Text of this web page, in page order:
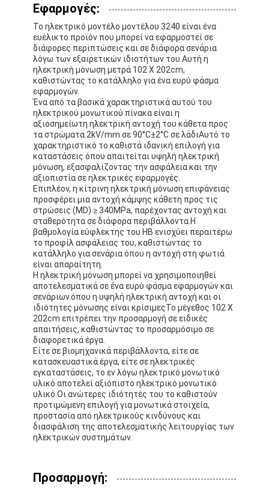
Scrim φύλλων αλουμινίου ταινία
Ταινία αγωγών υφασμάτων
Το διπλάσιο πλαισίωσε την κολλητική ταινία
Κολλητική ταινία της PET
Ρίψη επένδυσης ακρίβειας
Ηλεκτρική πίνακα μόνωσης
Εφαρμογές:
Το ηλεκτρικό μοντέλο μοντέλου 3240 είναι ένα
ευέλικτο προϊόν που μπορεί να εφαρμοστεί σε
διάφορες περιπτώσεις και σε διάφορα σενάρια
λόγω των εξαιρετικών ιδιοτήτων του.Αυτή η
ηλεκτρική μόνωση μετρά 102 X 202cm,
καθιστώντας το κατάλληλο για ένα ευρύ φάσμα
εφαρμογών.
Ένα από τα βασικά χαρακτηριστικά αυτού του
ηλεκτρικού μονωτικού πίνακα είναι η
αξιοσημείωτη ηλεκτρική αντοχή του κάθετα προς
τα στρώματα.2kV/mm σε 90°C±2°C σε λάδιΑυτό το
χαρακτηριστικό το καθιστά ιδανική επιλογή για
καταστάσεις όπου απαιτείται υψηλή ηλεκτρική
μόνωση, εξασφαλίζοντας την ασφάλεια και την
αξιοπιστία σε ηλεκτρικές εφαρμογές.
Επιπλέον, η κίτρινη ηλεκτρική μόνωση επιφάνειας
προσφέρει μια αντοχή κάμψης κάθετη προς τις
στρώσεις (MD) ≥ 340MPa, παρέχοντας αντοχή και
σταθερότητα σε διάφορα περιβάλλοντα.Η
βαθμολογία εύφλεκτης του HB ενισχύει περαιτέρω
το προφίλ ασφάλειας του, καθιστώντας το
κατάλληλο για σενάρια όπου η αντοχή στη φωτιά
είναι απαραίτητη.
Η ηλεκτρική μόνωση μπορεί να χρησιμοποιηθεί
αποτελεσματικά σε ένα ευρύ φάσμα εφαρμογών και
σενάριων.όπου η υψηλή ηλεκτρική αντοχή και οι
ιδιότητες μόνωσης είναι κρίσιμεςΤο μέγεθος 102 X
202cm επιτρέπει την προσαρμογή σε ειδικές
απαιτήσεις, καθιστώντας το προσαρμόσιμο σε
διαφορετικά έργα.
Είτε σε βιομηχανικά περιβάλλοντα, είτε σε
κατασκευαστικά έργα, είτε σε ηλεκτρικές
εγκαταστάσεις, το εν λόγω ηλεκτρικό μονωτικό
υλικό αποτελεί αξιόπιστο ηλεκτρικό μονωτικό
υλικό.Οι ανώτερες ιδιότητές του το καθιστούν
προτιμώμενη επιλογή για μονωτικά στοιχεία,
προστασία από ηλεκτρικούς κινδύνους και
διασφάλιση της αποτελεσματικής λειτουργίας των
ηλεκτρικών συστημάτων.
Προσαρμογή: